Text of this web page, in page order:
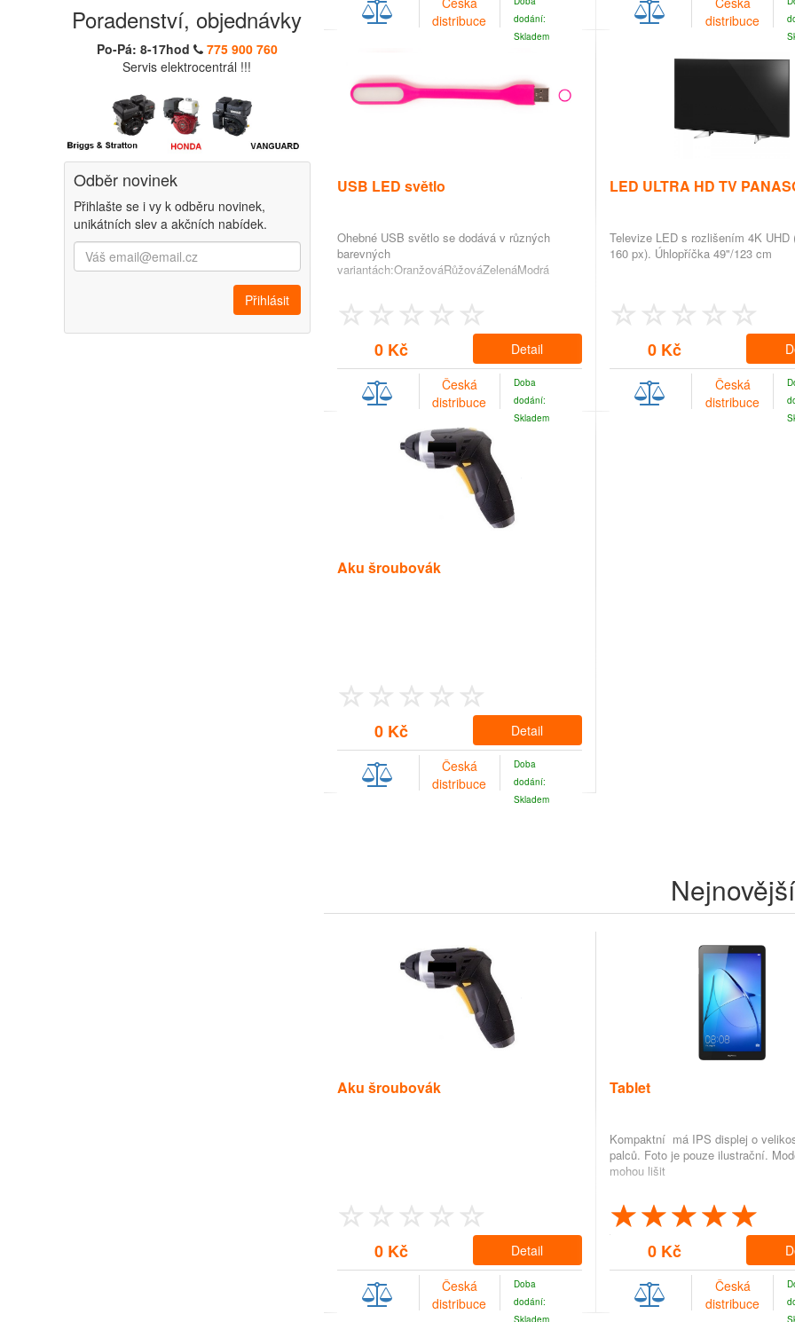
Poradenství, objednávky
Po-Pá: 8-17hod
775 900 760
Servis elektrocentrál !!!
Odběr novinek
Přihlašte se i vy k odběru novinek,
unikátních slev a akčních nabídek.
distribuce
dodání:
Skladem
distribuce
USB LED světlo
Ohebné USB světlo se dodává v různých
barevných
variantách:OranžováRůžováZelenáModrá
0 Kč Detail
Česká
distribuce
Doba
dodání:
Skladem
LED ULTRA HD TV
Televize LED s rozlišením 4K UHD
160 px). Úhlopříčka 49"/123 cm
0 Kč
Česká
distribuce
Aku šroubovák
0 Kč Detail
Česká
distribuce
Doba
dodání:
Skladem
Nejnovější
Aku šroubovák
0 Kč Detail
Česká
distribuce
Doba
dodání:
Skladem
Tablet
Kompaktní má IPS displej o
palců. Foto je pouze ilustrační.
mohou lišit
0 Kč
Česká
distribuce